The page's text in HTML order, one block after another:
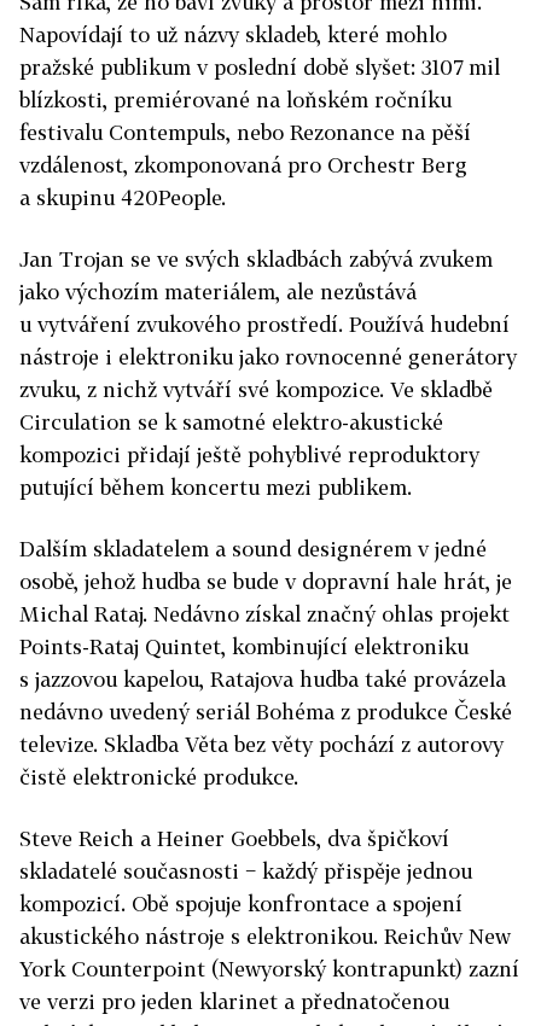
Napovídají to už názvy skladeb, které mohlo
pražské publikum v poslední době slyšet: 3107 mil
blízkosti, premiérované na loňském ročníku
festivalu Contempuls, nebo Rezonance na pěší
vzdálenost, zkomponovaná pro Orchestr Berg
a skupinu 420People.
Jan Trojan se ve svých skladbách zabývá zvukem
jako výchozím materiálem, ale nezůstává
u vytváření zvukového prostředí. Používá hudební
nástroje i elektroniku jako rovnocenné generátory
zvuku, z nichž vytváří své kompozice. Ve skladbě
Circulation se k samotné elektro-akustické
kompozici přidají ještě pohyblivé reproduktory
putující během koncertu mezi publikem.
Dalším skladatelem a sound designérem v jedné
osobě, jehož hudba se bude v dopravní hale hrát, je
Michal Rataj. Nedávno získal značný ohlas projekt
Points-Rataj Quintet, kombinující elektroniku
s jazzovou kapelou, Ratajova hudba také provázela
nedávno uvedený seriál Bohéma z produkce České
televize. Skladba Věta bez věty pochází z autorovy
čistě elektronické produkce.
Steve Reich a Heiner Goebbels, dva špičkoví
skladatelé současnosti − každý přispěje jednou
kompozicí. Obě spojuje konfrontace a spojení
akustického nástroje s elektronikou. Reichův New
York Counterpoint (Newyorský kontrapunkt) zazní
ve verzi pro jeden klarinet a přednatočenou